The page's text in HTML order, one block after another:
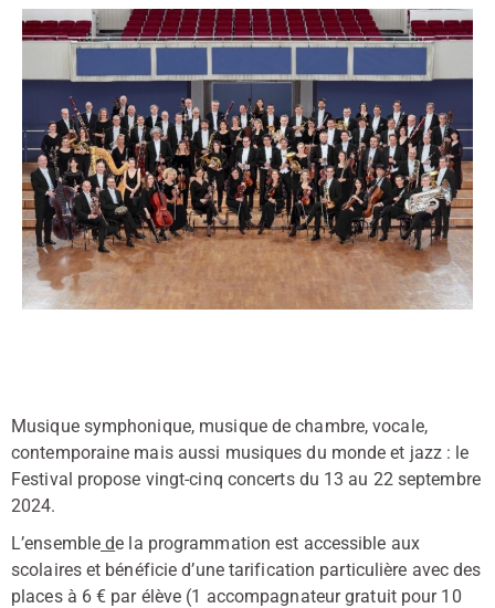
Musique symphonique, musique de chambre, vocale,
contemporaine mais aussi musiques du monde et jazz : le
Festival propose vingt-cinq concerts du 13 au 22 septembre
2024.
L’ensemble de la programmation est accessible aux
scolaires et bénéficie d’une tarification particulière avec des
places à 6 € par élève (1 accompagnateur gratuit pour 10